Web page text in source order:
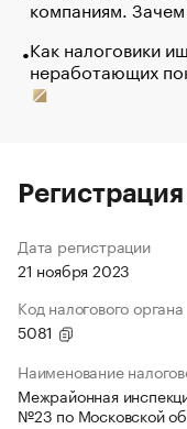
компаниям.
Как налоговики
неработающих
Дата регистрации
21 ноября 2023
Код налогового органа
5081
Наименование
Межрайонная
№23 по Московской